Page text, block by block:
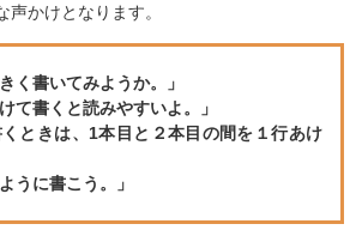
かけとなります。
く書いてみようか。」
て書くと読みやすいよ。」
くときは、1本目と２本目の間を１行あけ
うに書こう。」